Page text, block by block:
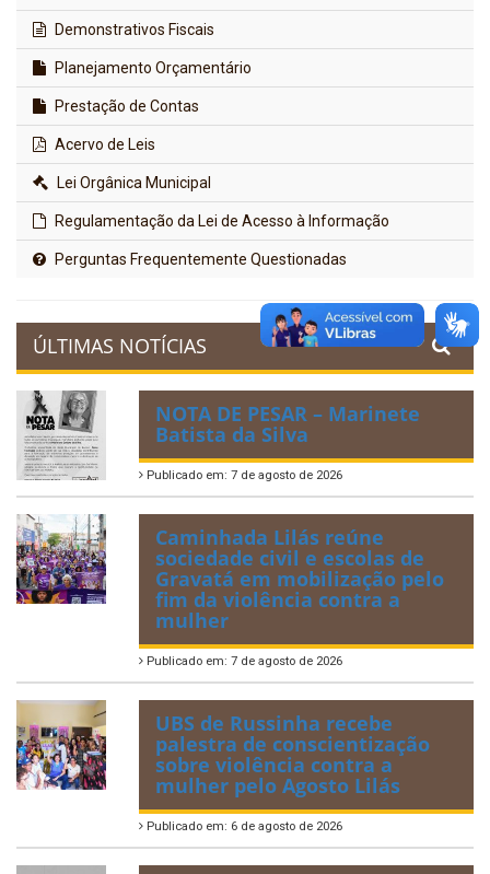
Demonstrativos Fiscais
Planejamento Orçamentário
Prestação de Contas
Acervo de Leis
Lei Orgânica Municipal
Regulamentação da Lei de Acesso à Informação
Perguntas Frequentemente Questionadas
ÚLTIMAS NOTÍCIAS
NOTA DE PESAR – Marinete
Batista da Silva
Publicado em: 7 de agosto de 2026
Caminhada Lilás reúne
sociedade civil e escolas de
Gravatá em mobilização pelo
fim da violência contra a
mulher
Publicado em: 7 de agosto de 2026
UBS de Russinha recebe
palestra de conscientização
sobre violência contra a
mulher pelo Agosto Lilás
Publicado em: 6 de agosto de 2026